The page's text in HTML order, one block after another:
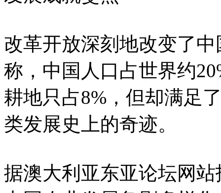
改革开放深刻地改变了
称，中国人口占世界约
耕地只占8%，但却满足
类发展史上的奇迹。
据澳大利亚东亚论坛网